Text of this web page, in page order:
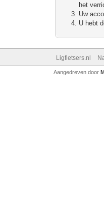
het
Uw
U hebt
Ligfietsers.nl
Aangedreven door